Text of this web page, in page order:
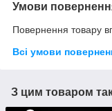
Умови
Повернення товару
Всі умови
З цим товаром